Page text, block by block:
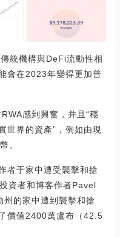
統機構與DeFi流動性相
會在2023年變得更加普
感到興奮，并且“穩
世界的資產”，例如由現
。
者于家中遭受襲擊和搶
資者和博客作者Pavel
的家中遭到襲擊和搶
價值2400萬盧布（42.5